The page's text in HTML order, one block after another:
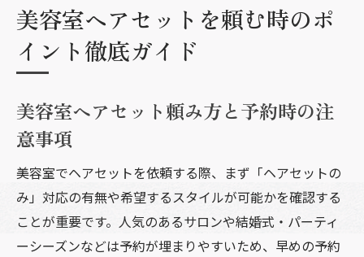
美容室ヘアセットを頼む時のポ
イント徹底ガイド
美容室ヘアセット頼み方と予約時の注
意事項
美容室でヘアセットを依頼する際、まず「ヘアセットの
み」対応の有無や希望するスタイルが可能かを確認する
ことが重要です。人気のあるサロンや結婚式・パーティ
ーシーズンなどは予約が埋まりやすいため、早めの予約